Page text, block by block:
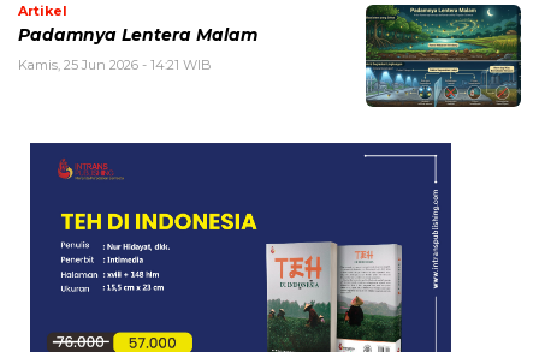
Artikel
Padamnya Lentera Malam
Kamis, 25 Jun 2026 - 14:21 WIB